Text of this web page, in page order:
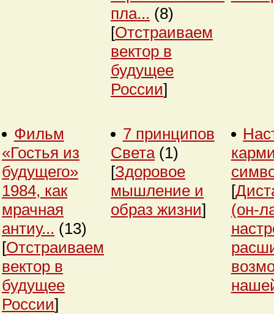
пла... (8)
[Отстраиваем
вектор в
будущее
России]
Фильм
«Гостья из
будущего»
1984, как
мрачная
антиу... (13)
[Отстраиваем
вектор в
будущее
России]
7 принципов
Света (1)
[Здоровое
мышление и
образ жизни]
[
(он-